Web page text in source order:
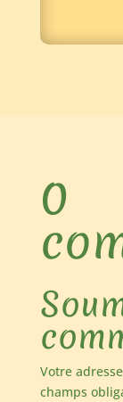
0
Votre
champs